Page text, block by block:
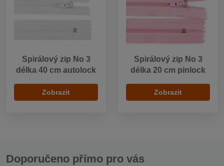
Spirálový zip No 3
délka 40 cm autolock
Zobrazit
Spirálový zip No 3
délka 20 cm pinlock
Zobrazit
Doporučeno přímo pro vás